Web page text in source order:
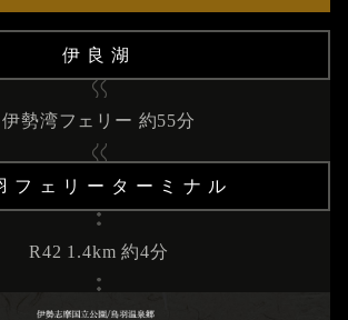
伊良湖
伊勢湾フェリー 約55分
フェリーターミナル
R42 1.4km 約4分